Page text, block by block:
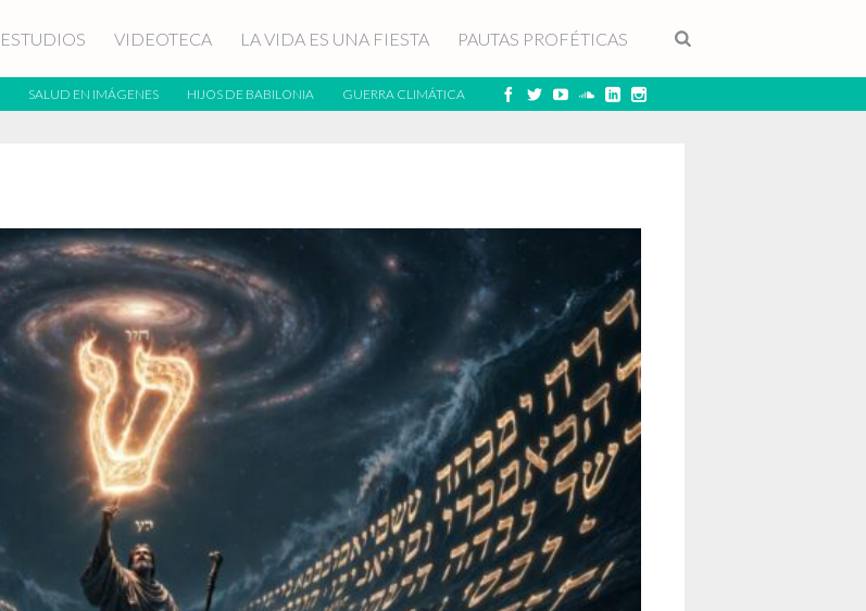
ESTUDIOS VIDEOTECA LA VIDA ES UNA FIESTA PAUTAS PROFÉTICAS
SALUD EN IMÁGENES HIJOS DE BABILONIA GUERRA CLIMÁTICA